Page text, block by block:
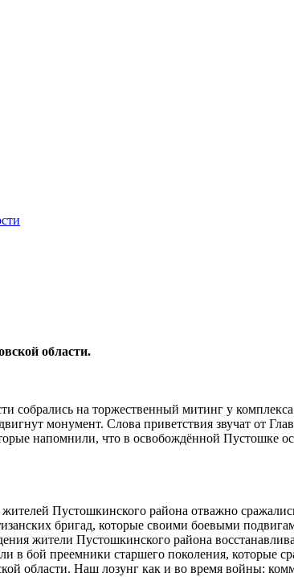
области.
собрались на торжественный митинг у
монумент. Слова приветствия звучат от
напомнили, что в освобождённой Пустошке
Пустошкинского района отважно
бригад, которые своими боевыми
жители Пустошкинского района
в бой преемники старшего поколения, которые
области. Наш лозунг как и во время войны: